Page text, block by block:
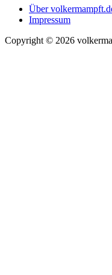
Über
Impressum
Copyright © 2026